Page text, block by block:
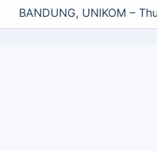
BANDUNG, UNIKOM –